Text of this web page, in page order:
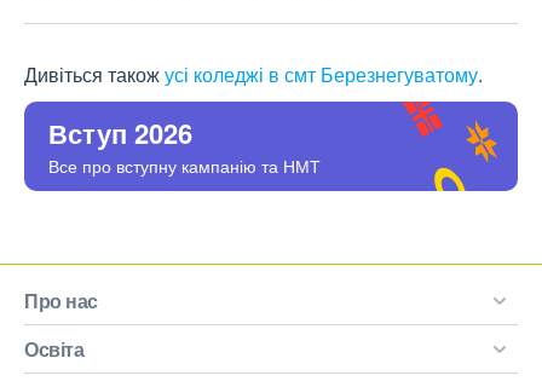
Дивіться такожусі коледжі в смт Березнегуватому.
Вступ 2026
Все про вступну кампанію та НМТ
Про нас
Освіта